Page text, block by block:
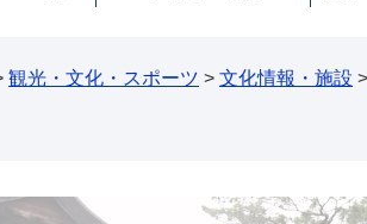
観光・文化・スポーツ > 文化情報・施設 >